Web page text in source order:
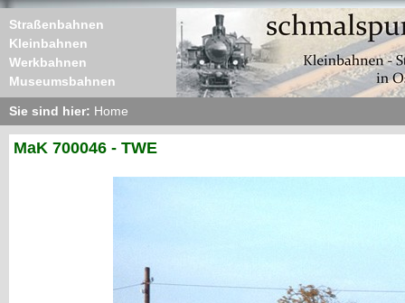
Straßenbahnen
Kleinbahnen
Werkbahnen
Museumsbahnen
Sie sind hier: Home
MaK 700046 - TWE